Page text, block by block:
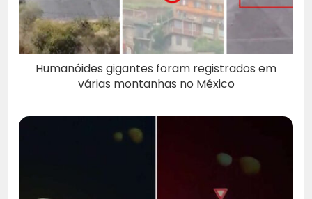
Humanóides gigantes foram registrados em
várias montanhas no México